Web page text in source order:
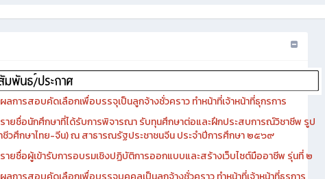
ผลการสอบคัดเลือกเพื่อบรรจุเป็นลูกจ้างชั่วคราว ทำหน้าที่เจ้าหน้าที่ธุกรการ